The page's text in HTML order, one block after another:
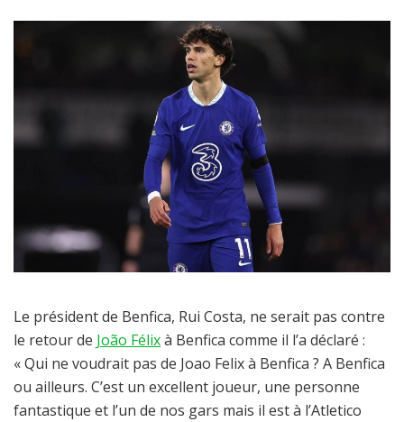
Le président de Benfica, Rui Costa, ne serait pas contre
le retour de João Félixà Benfica comme il l’a déclaré :
« Qui ne voudrait pas de Joao Felix à Benfica ? A Benfica
ou ailleurs. C’est un excellent joueur, une personne
fantastique et l’un de nos gars mais il est à l’Atletico